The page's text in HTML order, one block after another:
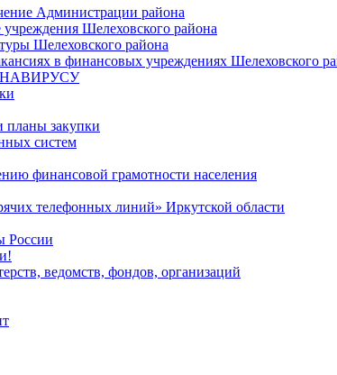
Администрации района
учреждения Шелеховского района
Шелеховского района
в финансовых учреждениях Шелеховского
закупки
систем
финансовой грамотности населения
телефонных линий» Иркутской области
России
ведомств, фондов, организаций